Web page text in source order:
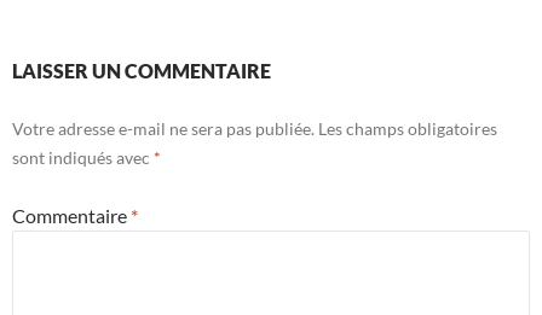
LAISSER UN COMMENTAIRE
Votre adresse e-mail ne sera pas publiée. Les champs obligatoires
sont indiqués avec *
Commentaire *